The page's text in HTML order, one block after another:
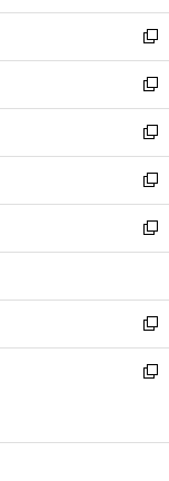
開
く
ウ
で
開
く
ン
ド
ウ
で
開
く
ウ
ィ
ン
ド
ウ
で
開
く
新
し
い
ウ
ィ
ン
ド
ウ
で
開
新
し
い
ウ
ィ
ン
ド
ウ
開
く
新
し
い
ウ
ィ
ン
ウ
で
開
く
新
し
い
ウ
ン
ド
ウ
で
新
し
ウ
ィ
ン
ド
開
新
し
い
ン
新
ウ